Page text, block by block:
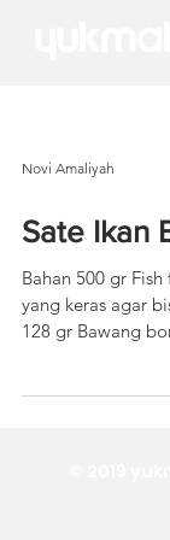
Novi Amaliyah
Sate Ikan
Bahan 500 gr Fish
yang keras agar bisa ditusuk ke tusukan satebisa
128 gr Bawang